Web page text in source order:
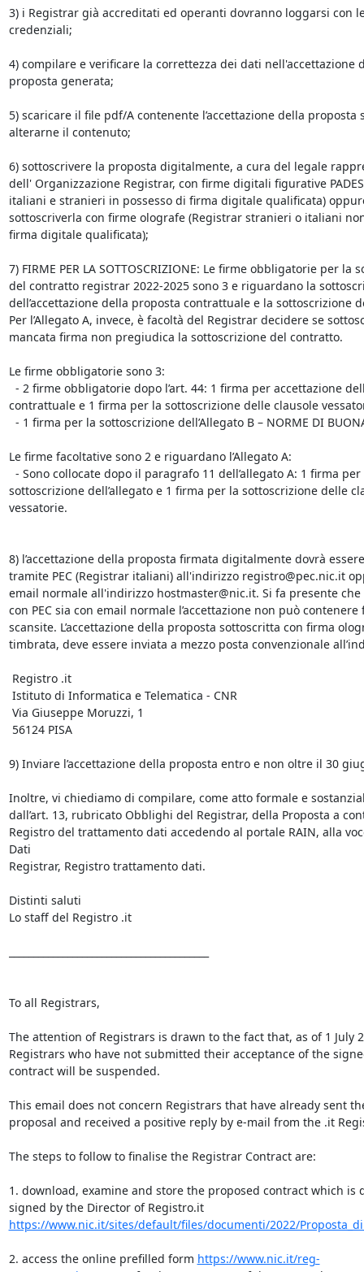
3) i Registrar già accreditati ed operanti dovranno loggarsi con
credenziali;
4) compilare e verificare la correttezza dei dati nell'accettazione
proposta generata;
5) scaricare il file pdf/A contenente l’accettazione della proposta
alterarne il contenuto;
6) sottoscrivere la proposta digitalmente, a cura del legale
dell' Organizzazione Registrar, con firme digitali figurative
italiani e stranieri in possesso di firma digitale qualificata)
sottoscriverla con firme olografe (Registrar stranieri o italiani
firma digitale qualificata);
7) FIRME PER LA SOTTOSCRIZIONE: Le firme obbligatorie per la
del contratto registrar 2022-2025 sono 3 e riguardano la
dell’accettazione della proposta contrattuale e la sottoscrizione
Per l’Allegato A, invece, è facoltà del Registrar decidere se
mancata firma non pregiudica la sottoscrizione del contratto.
Le firme obbligatorie sono 3:
contrattuale e 1 firma per la sottoscrizione delle clausole
Le firme facoltative sono 2 e riguardano l’Allegato A:
sottoscrizione dell’allegato e 1 firma per la sottoscrizione delle
vessatorie.
8) l’accettazione della proposta firmata digitalmente dovrà
tramite PEC (Registrar italiani) all'indirizzo registro@pec.nic.it
email normale all'indirizzo hostmaster@nic.it. Si fa presente che
con PEC sia con email normale l’accettazione non può contenere
scansite. L’accettazione della proposta sottoscritta con firma
timbrata, deve essere inviata a mezzo posta convenzionale
9) Inviare l’accettazione della proposta entro e non oltre il 30
Inoltre, vi chiediamo di compilare, come atto formale e
dall’art. 13, rubricato Obblighi del Registrar, della Proposta a
Registro del trattamento dati accedendo al portale RAIN, alla
Dati
Registrar, Registro trattamento dati.
Distinti saluti
Lo staff del Registro .it
To all Registrars,
The attention of Registrars is drawn to the fact that, as of 1 July
Registrars who have not submitted their acceptance of the
contract will be suspended.
This email does not concern Registrars that have already sent
proposal and received a positive reply by e-mail from the .it
The steps to follow to finalise the Registrar Contract are:
1. download, examine and store the proposed contract which is
signed by the Director of Registro.it
https://www.nic.it/sites/default/files/documenti/2022/
2. access the online prefilled form https://www.nic.it/reg-